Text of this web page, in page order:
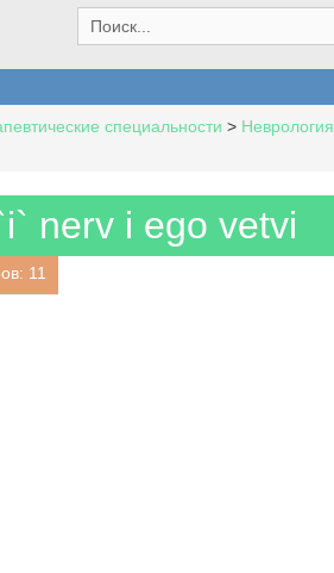
e
a
h
:
специальности > Неврология
nerv i ego vetvi
11